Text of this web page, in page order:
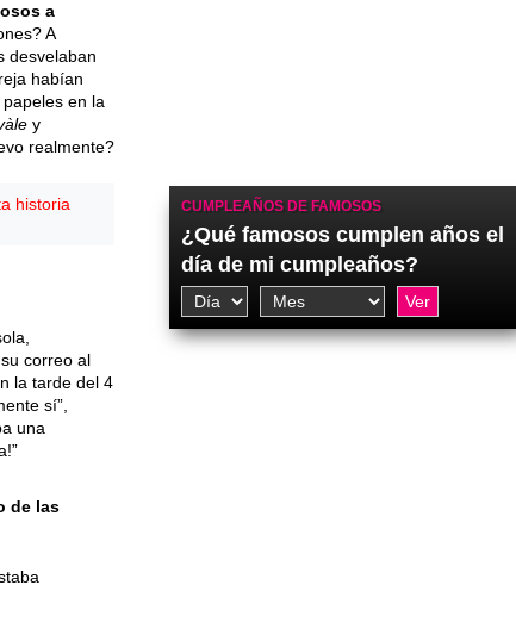
a
A
desvelaban
habían
en la
y
realmente?
historia
correo al
la tarde del 4
sí”,
una
de las
CUMPLEAÑOS DE FAMOSOS
¿Qué famosos cumplen años el
día de mi cumpleaños?